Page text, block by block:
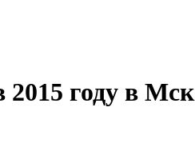
2015 году в Мск